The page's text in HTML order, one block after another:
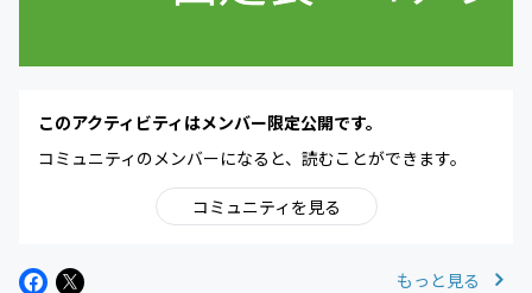
このアクティビティはメンバー限定公開です。
コミュニティのメンバーになると、読むことができます。
コミュニティを見る
もっと見る